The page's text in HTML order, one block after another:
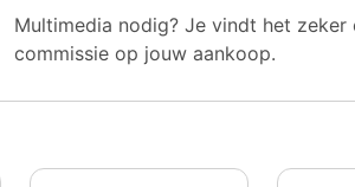
Multimedia nodig? Je vindt het zeker
commissie op jouw aankoop.